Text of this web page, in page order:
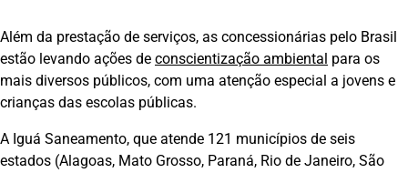
Além da prestação de serviços, as concessionárias pelo Brasil
estão levando ações de conscientização ambiental para os
mais diversos públicos, com uma atenção especial a jovens e
crianças das escolas públicas.
A Iguá Saneamento, que atende 121 municípios de seis
estados (Alagoas, Mato Grosso, Paraná, Rio de Janeiro, São